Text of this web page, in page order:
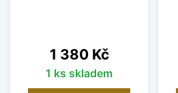
Cena
1 380 Kč
1 ks skladem